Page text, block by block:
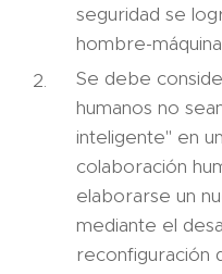
seguridad se
hombre-
Se debe
humanos no
inteligente" en
colaboración
elaborarse un
mediante el
reconfiguración